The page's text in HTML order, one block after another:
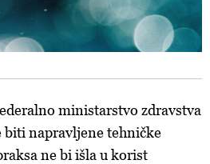
ministarstvo zdravstva
biti napravljene tehničke
ne bi išla u korist